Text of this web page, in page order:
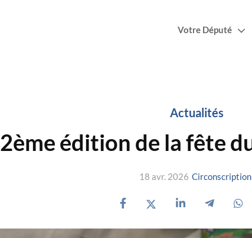
Votre Député
Actualités
2ème édition de la fête
18 avr. 2026 Circonscription